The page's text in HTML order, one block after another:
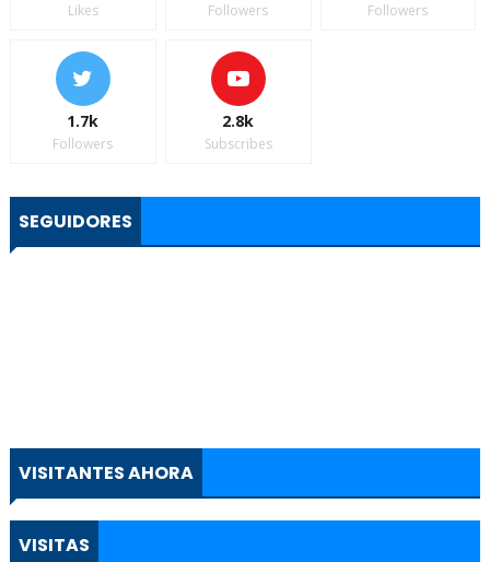
Likes Followers Followers
1.7k
Followers
2.8k
Subscribes
SEGUIDORES
VISITANTES AHORA
VISITAS